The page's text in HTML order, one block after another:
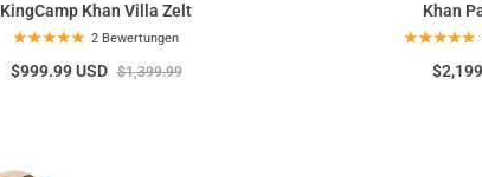
KingCamp Khan Villa Zelt
2 Bewertungen
$999.99 USD $1,399.99
Khan